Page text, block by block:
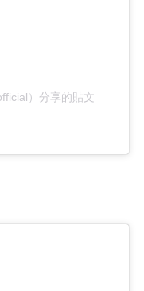
）分享的貼文